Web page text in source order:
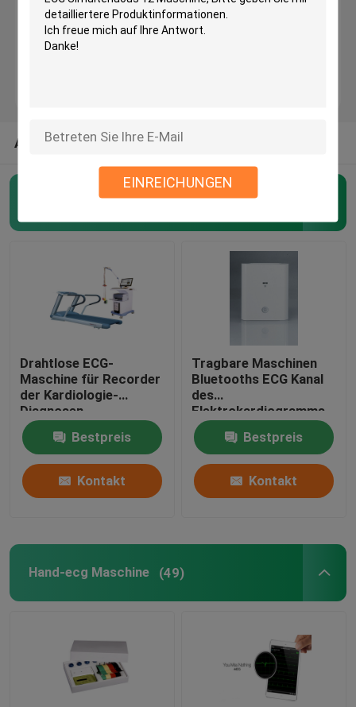
EINREICHUNGEN
Maschine Bluetooths ECG
Mobile ECG-Maschine
Haupt-ecg Maschine
12 Maschine des Kanal-ECG
Maschine der Belastungsprobe-ECG
PC basierte ECG-Maschine
Tragbarer ECG-Recorder
Ambulatorische EKG-Überwachung
ECG Holter Recorder
ECG-Maschinen-Zusätze
ANDERE KATEGORIEN AUS UNS
drahtlose ecg Maschine (48)
Drahtlose ECG-
Maschine für Recorder
der Kardiologie-
Diagnosen-
Belastungsprobe-ECG
mit Tretmühle oder
Dynamometern
Bestpreis
Kontakt
Tragbare Maschinen
Bluetooths ECG Kanal
des
Elektrokardiogramms
12, Herzdruck-System
Bestpreis
Kontakt
Hand-ecg Maschine (49)